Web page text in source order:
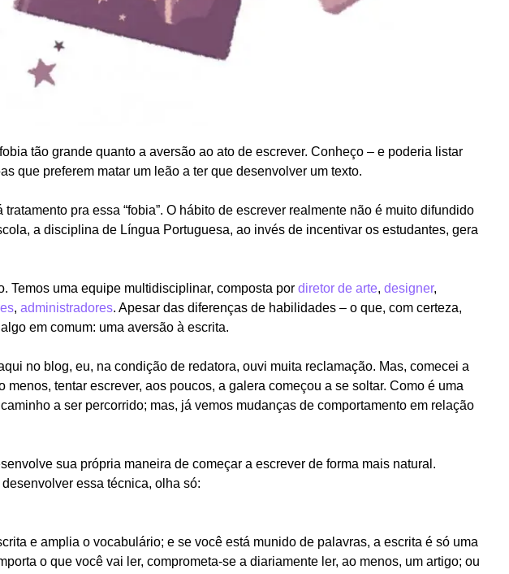
tão grande quanto a aversão ao ato de escrever. Conheço – e poderia listar
que preferem matar um leão a ter que desenvolver um texto.
pra essa “fobia”. O hábito de escrever realmente não é muito difundido
a disciplina de Língua Portuguesa, ao invés de incentivar os estudantes, gera
Temos uma equipe multidisciplinar, composta por diretor de arte, designer,
, administradores. Apesar das diferenças de habilidades – o que, com certeza,
em comum: uma aversão à escrita.
no blog, eu, na condição de redatora, ouvi muita reclamação. Mas, comecei a
menos, tentar escrever, aos poucos, a galera começou a se soltar. Como é uma
a ser percorrido; mas, já vemos mudanças de comportamento em relação
sua própria maneira de começar a escrever de forma mais natural.
essa técnica, olha só:
e amplia o vocabulário; e se você está munido de palavras, a escrita é só uma
o que você vai ler, comprometa-se a diariamente ler, ao menos, um artigo; ou